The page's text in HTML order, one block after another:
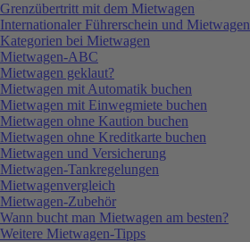
Grenzübertritt mit dem Mietwagen
Internationaler Führerschein und Mietwagen
Kategorien bei Mietwagen
Mietwagen-ABC
Mietwagen geklaut?
Mietwagen mit Automatik buchen
Mietwagen mit Einwegmiete buchen
Mietwagen ohne Kaution buchen
Mietwagen ohne Kreditkarte buchen
Mietwagen und Versicherung
Mietwagen-Tankregelungen
Mietwagenvergleich
Mietwagen-Zubehör
Wann bucht man Mietwagen am besten?
Weitere Mietwagen-Tipps